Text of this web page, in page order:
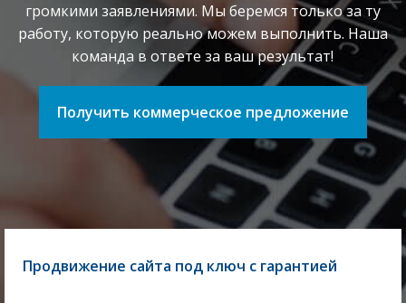
громкими заявлениями. Мы беремся только за ту
работу, которую реально можем выполнить. Наша
команда в ответе за ваш результат!
Получить коммерческое предложение
Продвижение сайта под ключ с гарантией